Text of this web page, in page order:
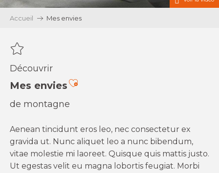
Accueil Mes envies
Découvrir
Mes enviesAjouter aux favoris
de montagne
Aenean tincidunt eros leo, nec consectetur ex
gravida ut. Nunc aliquet leo a nunc bibendum,
vitae molestie mi laoreet. Quisque quis mattis justo.
Ut egestas velit eu magna lobortis feugiat. Morbi